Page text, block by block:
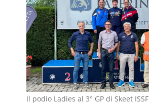
Il podio Ladies al 3° GP di Skeet ISSF